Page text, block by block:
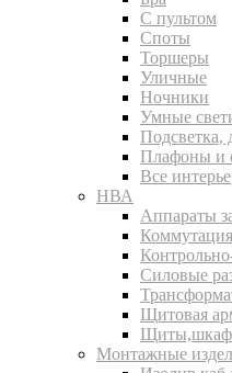
С пультом
Споты
Торшеры
Уличные
Ночники
Умные
Подсветка,
Плафоны и
Все
НВА
Аппараты
Коммутация
Силовые
Щитовая
Монтажные